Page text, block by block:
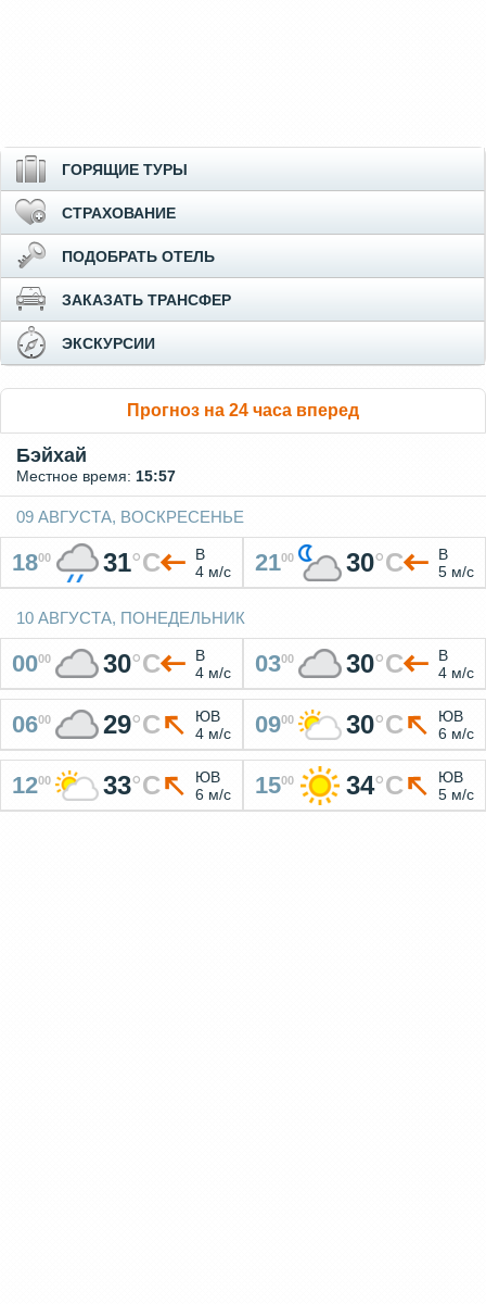
ГОРЯЩИЕ ТУРЫ
СТРАХОВАНИЕ
ПОДОБРАТЬ ОТЕЛЬ
ЗАКАЗАТЬ ТРАНСФЕР
ЭКСКУРСИИ
Прогноз на 24 часа вперед
Бэйхай
Местное время: 15:57
09 АВГУСТА, ВОСКРЕСЕНЬЕ
1800 31°C
В
4 м/с
2100 30°C
В
5 м/с
10 АВГУСТА, ПОНЕДЕЛЬНИК
0000 30°C
В
4 м/с
0300 30°C
В
4 м/с
0600 29°C
ЮВ
4 м/с
0900 30°C
ЮВ
6 м/с
1200 33°C
ЮВ
6 м/с
1500 34°C
ЮВ
5 м/с